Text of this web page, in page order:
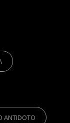
ANTIDOTO